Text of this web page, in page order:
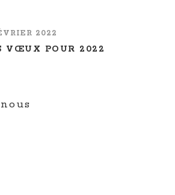
2022
VŒUX POUR 2022